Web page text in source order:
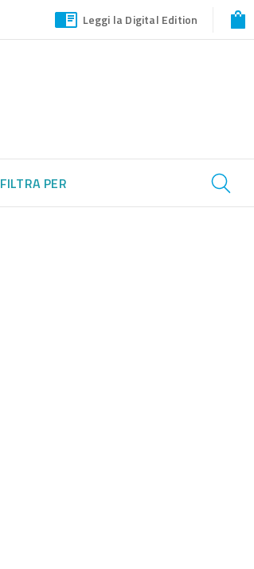
Leggi la Digital Edition
FILTRA PER